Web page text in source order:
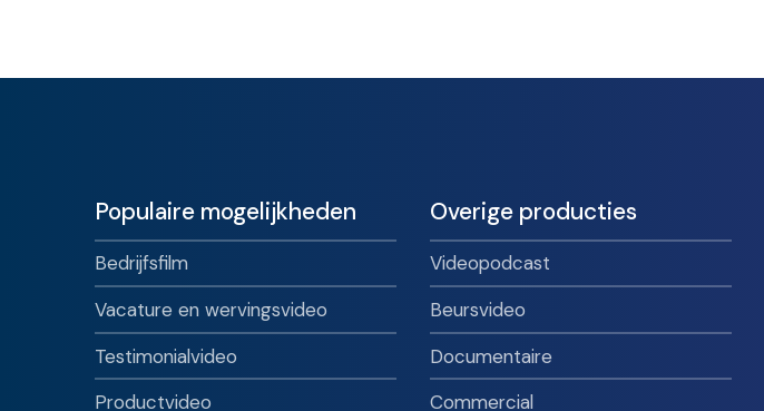
Populaire mogelijkheden
Bedrijfsfilm
Vacature en wervingsvideo
Testimonialvideo
Productvideo
Overige producties
Videopodcast
Beursvideo
Documentaire
Commercial